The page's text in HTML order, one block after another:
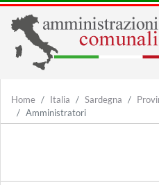
Home Italia Sardegna
Amministratori